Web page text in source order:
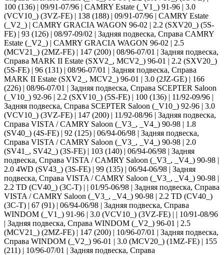
100 (136) | 09/91-07/96 | CAMRY Estate (_V1_) 91-96 | 3.0
(VCV10_) (3VZ-FE) | 138 (188) | 09/91-07/96 | CAMRY Estate
(_V2_) | CAMRY GRACIA WAGON 96-02 | 2.2 (SXV20_) (5S-
FE) | 93 (126) | 08/97-09/02 | Задняя подвеска, Справа CAMRY
Estate (_V2_) | CAMRY GRACIA WAGON 96-02 | 2.5
(MCV21_) (2MZ-FE) | 147 (200) | 08/96-07/01 | Задняя подвеска,
Справа MARK II Estate (SXV2_, MCV2_) 96-01 | 2.2 (SXV20_)
(5S-FE) | 96 (131) | 08/96-07/01 | Задняя подвеска, Справа
MARK II Estate (SXV2_, MCV2_) 96-01 | 3.0 (2JZ-GE) | 166
(226) | 08/96-07/01 | Задняя подвеска, Справа SCEPTER Saloon
(_V10_) 92-96 | 2.2 (SXV10_) (5S-FE) | 100 (136) | 11/92-09/96 |
Задняя подвеска, Справа SCEPTER Saloon (_V10_) 92-96 | 3.0
(VCV10_) (3VZ-FE) | 147 (200) | 11/92-08/96 | Задняя подвеска,
Справа VISTA / CAMRY Saloon (_V3_, _V4_) 90-98 | 1.8
(SV40_) (4S-FE) | 92 (125) | 06/94-06/98 | Задняя подвеска,
Справа VISTA / CAMRY Saloon (_V3_, _V4_) 90-98 | 2.0
(SV41_, SV42_) (3S-FE) | 103 (140) | 06/94-06/98 | Задняя
подвеска, Справа VISTA / CAMRY Saloon (_V3_, _V4_) 90-98 |
2.0 4WD (SV43_) (3S-FE) | 99 (135) | 06/94-06/98 | Задняя
подвеска, Справа VISTA / CAMRY Saloon (_V3_, _V4_) 90-98 |
2.2 TD (CV40_) (3C-T) | | 01/95-06/98 | Задняя подвеска, Справа
VISTA / CAMRY Saloon (_V3_, _V4_) 90-98 | 2.2 TD (CV40_)
(3C-T) | 67 (91) | 06/94-06/98 | Задняя подвеска, Справа
WINDOM (_V1_) 91-96 | 3.0 (VCV10_) (3VZ-FE) | | 10/91-08/96
| Задняя подвеска, Справа WINDOM (_V2_) 96-01 | 2.5
(MCV21_) (2MZ-FE) | 147 (200) | 10/96-07/01 | Задняя подвеска,
Справа WINDOM (_V2_) 96-01 | 3.0 (MCV20_) (1MZ-FE) | 155
(211) | 10/96-07/01 | Задняя подвеска, Справа